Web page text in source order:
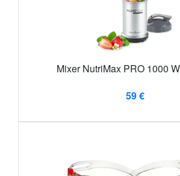
Mixer NutriMax PRO 1000
59 €